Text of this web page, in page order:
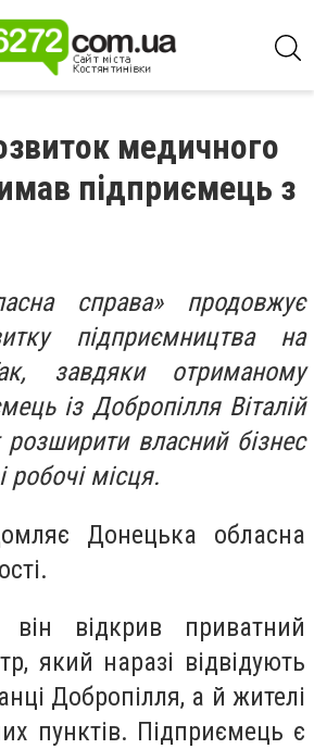
медичного
підприємець з
справа» продовжує
підприємництва на
завдяки отриманому
із Добропілля Віталій
власний бізнес
робочі місця.
Донецька обласна
відкрив приватний
який наразі відвідують
Добропілля, а й жителі
пунктів. Підприємець є